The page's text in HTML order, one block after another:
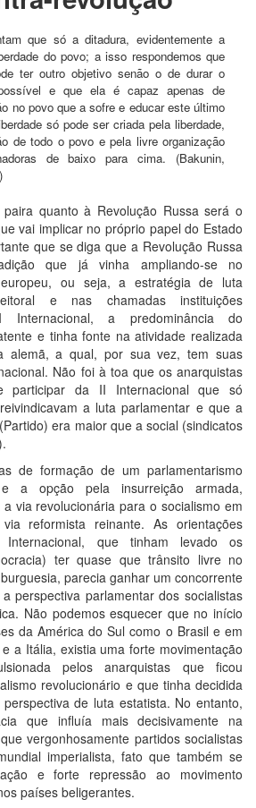
que só a ditadura, evidentemente a
do povo; a isso respondemos que
ter outro objetivo senão o de durar o
e que ela é capaz apenas de
no povo que a sofre e educar este último
só pode ser criada pela liberdade,
de todo o povo e pela livre organização
de baixo para cima. (Bakunin,
quanto à Revolução Russa será o
vai implicar no próprio papel do Estado
que se diga que a Revolução Russa
que já vinha ampliando-se no
europeu, ou seja, a estratégia de luta
e nas chamadas instituições
Internacional, a predominância do
e tinha fonte na atividade realizada
alemã, a qual, por sua vez, tem suas
Não foi à toa que os anarquistas
participar da II Internacional que só
a luta parlamentar e que a
era maior que a social (sindicatos
de formação de um parlamentarismo
e a opção pela insurreição armada,
via revolucionária para o socialismo em
reformista reinante. As orientações
que tinham levado os
ter quase que trânsito livre no
parecia ganhar um concorrente
perspectiva parlamentar dos socialistas
Não podemos esquecer que no início
da América do Sul como o Brasil e em
a Itália, existia uma forte movimentação
pelos anarquistas que ficou
revolucionário e que tinha decidida
de luta estatista. No entanto,
que influía mais decisivamente na
vergonhosamente partidos socialistas
imperialista, fato que também se
e forte repressão ao movimento
países beligerantes.